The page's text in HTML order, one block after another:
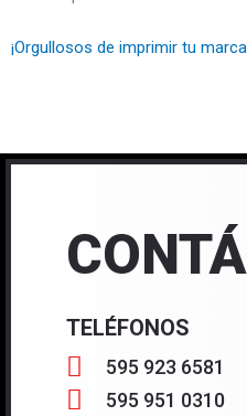
¡Orgullosos de imprimir tu
TELÉFONOS
595 923 6581
595 951 0310